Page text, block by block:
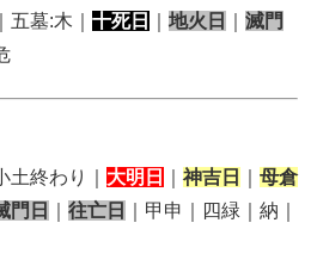
｜五墓:木｜ 十死日 地火日
滅門
終わり｜ 大明日 神吉日
母倉
門日 往亡日
｜甲申｜四緑｜納｜